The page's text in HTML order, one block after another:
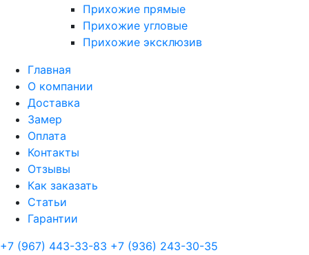
Прихожие прямые
Прихожие угловые
Прихожие эксклюзив
Главная
О компании
Доставка
Замер
Оплата
Контакты
Отзывы
Как заказать
Статьи
Гарантии
+7 (967) 443-33-83 +7 (936) 243-30-35